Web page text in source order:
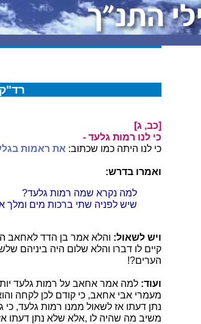
[כב, ג]
כי לנו רמות גלעד -
כי לנו היתה כמו שכתוב: את ראמות
ואמרו בדרש:
למה נקרא שמה רמות גלעד?
שיש לפניה שתי ברכות מים
ויש לשאול: והלא אמר בן הדד לאחאב
קיים לו דברו והלא שלום היה ביניהם
הערים?!
ועוד: למה אמר אחאב על רמות גלעד
מעמרי אבי אחאב, כי קודם לכן לקחה
נתן דעתו אז לשאול ממנו רמות גלעד,
משיב מה שהיה לו ,אלא שלא נתן דעתו